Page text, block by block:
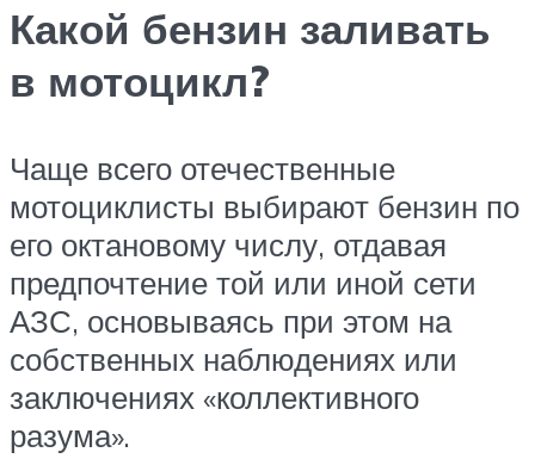
Какой бензин заливать
в мотоцикл?
Чаще всего отечественные
мотоциклисты выбирают бензин по
его октановому числу, отдавая
предпочтение той или иной сети
АЗС, основываясь при этом на
собственных наблюдениях или
заключениях «коллективного
разума».